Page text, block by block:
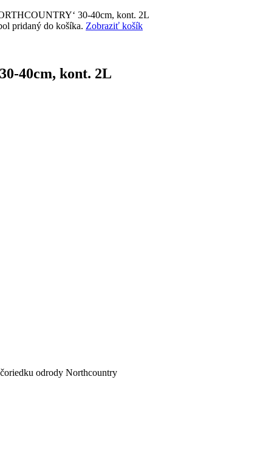
30-40cm, kont. 2L
pridaný do košíka. Zobraziť košík
40cm, kont. 2L
odrody Northcountry